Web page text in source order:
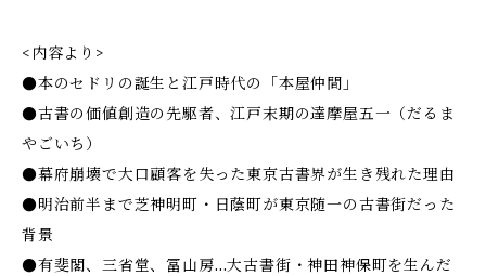
<内容より>
●本のセドリの誕生と江戸時代の「本屋仲間」
●古書の価値創造の先駆者、江戸末期の達摩屋五一（だるま
やごいち）
●幕府崩壊で大口顧客を失った東京古書界が生き残れた理由
●明治前半まで芝神明町・日蔭町が東京随一の古書街だった
背景
●有斐閣、三省堂、冨山房…大古書街・神田神保町を生んだ